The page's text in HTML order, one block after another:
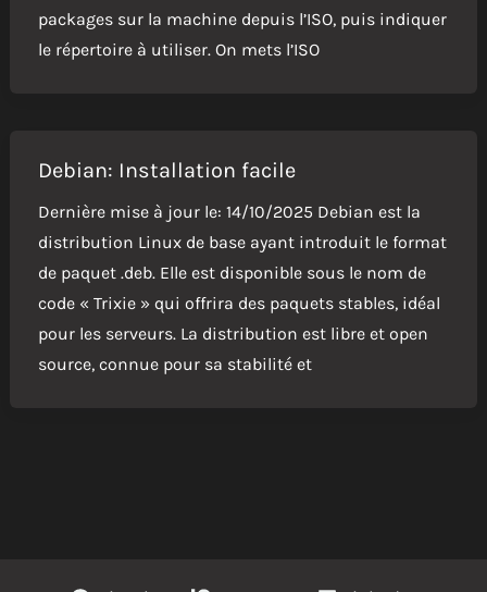
packages sur la machine depuis l’ISO, puis indiquer
le répertoire à utiliser. On mets l’ISO
Debian: Installation facile
Dernière mise à jour le: 14/10/2025 Debian est la
distribution Linux de base ayant introduit le format
de paquet .deb. Elle est disponible sous le nom de
code « Trixie » qui offrira des paquets stables, idéal
pour les serveurs. La distribution est libre et open
source, connue pour sa stabilité et